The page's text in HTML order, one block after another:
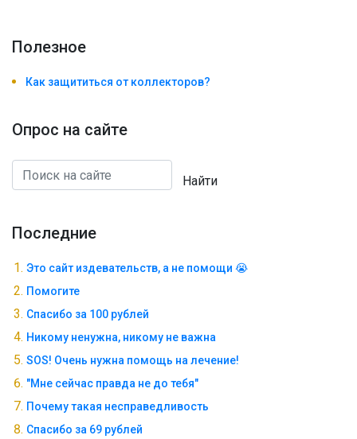
Полезноe
Как защититься от коллекторов?
Опрос на сайте
Найти
Последние
Это сайт издевательств, а не помощи 😭
Помогите
Спасибо за 100 рублей
Никому ненужна, никому не важна
SOS! Очень нужна помощь на лечение!
"Мне сейчас правда не до тебя"
Почему такая несправедливость
Спасибо за 69 рублей